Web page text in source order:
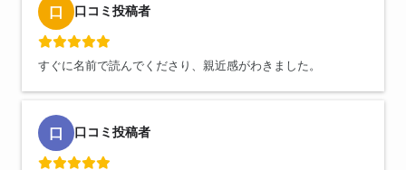
口 口コミ投稿者
すぐに名前で読んでくださり、親近感がわきました。
口 口コミ投稿者